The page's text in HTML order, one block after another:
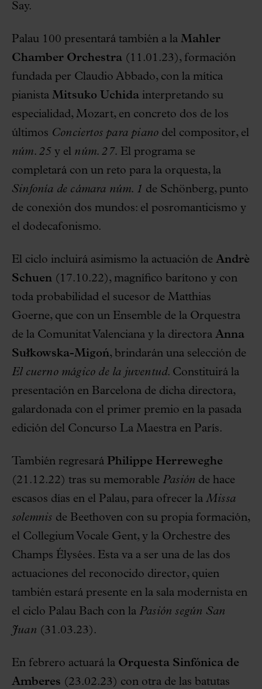
Say.
Palau 100 presentará también a la Mahler
Chamber Orchestra (11.01.23), formación
fundada per Claudio Abbado, con la mítica
pianista Mitsuko Uchida interpretando su
especialidad, Mozart, en concreto dos de los
últimos Conciertos para piano del compositor, el
núm. 25 y el núm. 27. El programa se
completará con un reto para la orquesta, la
Sinfonía de cámara núm. 1 de Schönberg, punto
de conexión dos mundos: el posromanticismo y
el dodecafonismo.
El ciclo incluirá asimismo la actuación de Andrè
Schuen (17.10.22), magnífico barítono y con
toda probabilidad el sucesor de Matthias
Goerne, que con un Ensemble de la Orquestra
de la Comunitat Valenciana y la directora Anna
Sułkowska-Migoń, brindarán una selección de
El cuerno mágico de la juventud. Constituirá la
presentación en Barcelona de dicha directora,
galardonada con el primer premio en la pasada
edición del Concurso La Maestra en París.
También regresará Philippe Herreweghe
(21.12.22) tras su memorable Pasión de hace
escasos días en el Palau, para ofrecer la Missa
solemnis de Beethoven con su propia formación,
el Collegium Vocale Gent, y la Orchestre des
Champs Élysées. Esta va a ser una de las dos
actuaciones del reconocido director, quien
también estará presente en la sala modernista en
el ciclo Palau Bach con la Pasión según San
Juan (31.03.23).
En febrero actuará la Orquesta Sinfónica de
Amberes (23.02.23) con otra de las batutas